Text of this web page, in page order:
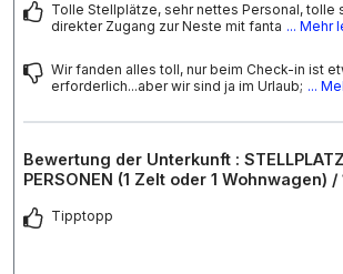
Tolle Stellplätze, sehr nettes Personal, tolle
direkter Zugang zur Neste mit fanta ... Mehr
Wir fanden alles toll, nur beim Check-in ist
erforderlich...aber wir sind ja im Urlaub; ...
Bewertung der Unterkunft :
PERSONEN (1 Zelt oder 1 Wohnwagen) /
Tipptopp